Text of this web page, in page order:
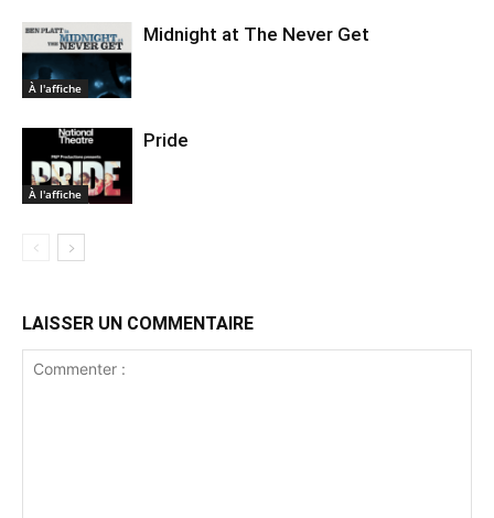
À l'affiche
Midnight at The Never Get
À l'affiche
Pride
LAISSER UN COMMENTAIRE